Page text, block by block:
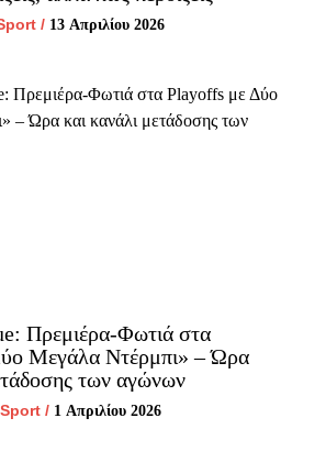
/ 13 Απριλίου 2026
Πρεμιέρα-Φωτιά στα
Μεγάλα Ντέρμπι» – Ώρα
των αγώνων
Sport/ 1 Απριλίου 2026